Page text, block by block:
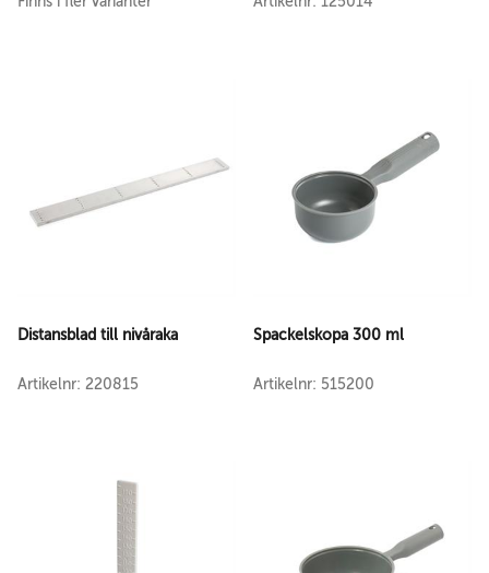
Distansblad till nivåraka
Artikelnr: 220815
Spackelskopa 300 ml
Artikelnr: 515200